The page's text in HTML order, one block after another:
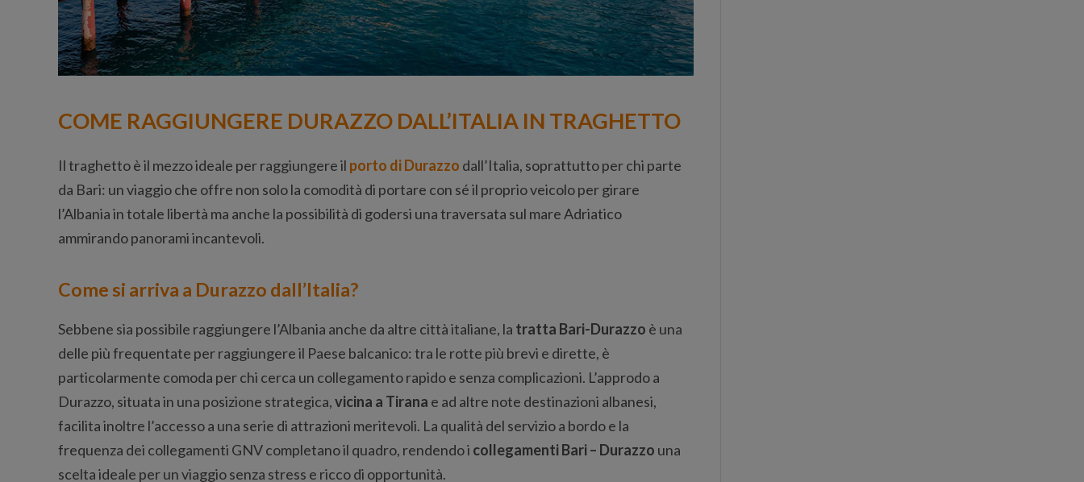
COME RAGGIUNGERE DURAZZO DALL’ITALIA IN TRAGHETTO
Il traghetto è il mezzo ideale per raggiungere il porto di Durazzo dall’Italia, soprattutto per chi parte
da Bari: un viaggio che offre non solo la comodità di portare con sé il proprio veicolo per girare
l’Albania in totale libertà ma anche la possibilità di godersi una traversata sul mare Adriatico
ammirando panorami incantevoli.
Come si arriva a Durazzo dall’Italia?
Sebbene sia possibile raggiungere l’Albania anche da altre città italiane, la tratta Bari-Durazzo è una
delle più frequentate per raggiungere il Paese balcanico: tra le rotte più brevi e dirette, è
particolarmente comoda per chi cerca un collegamento rapido e senza complicazioni. L’approdo a
Durazzo, situata in una posizione strategica,vicina a Tirana e ad altre note destinazioni albanesi,
facilita inoltre l’accesso a una serie di attrazioni meritevoli. La qualità del servizio a bordo e la
frequenza dei collegamenti GNV completano il quadro, rendendo i collegamenti Bari – Durazzo una
scelta ideale per un viaggio senza stress e ricco di opportunità.